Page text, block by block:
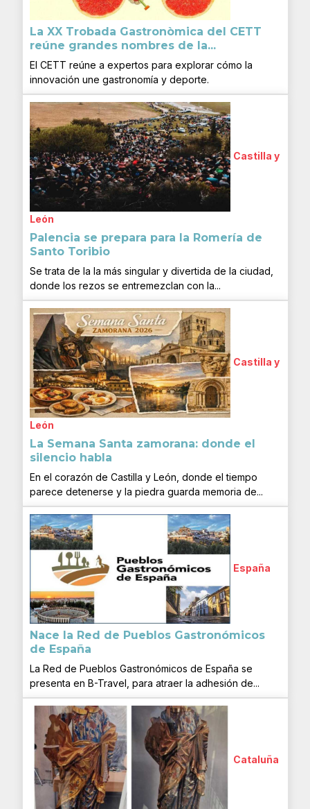
La XX Trobada Gastronòmica del CETT
reúne grandes nombres de la...
El CETT reúne a expertos para explorar cómo la
innovación une gastronomía y deporte.
Castilla y
León
Palencia se prepara para la Romería de
Santo Toribio
Se trata de la la más singular y divertida de la ciudad,
donde los rezos se entremezclan con la...
Castilla y
León
La Semana Santa zamorana: donde el
silencio habla
En el corazón de Castilla y León, donde el tiempo
parece detenerse y la piedra guarda memoria de...
España
Nace la Red de Pueblos Gastronómicos
de España
La Red de Pueblos Gastronómicos de España se
presenta en B-Travel, para atraer la adhesión de...
Cataluña